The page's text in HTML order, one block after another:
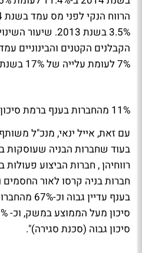
3.5% בשנת 2013.
7% לעומת עלייה של 17% בשנת 2013.
11% מהחברות בענף ברמת סיכון גבוהה
בעוד שחברות הבניה שעוסקות
רווחיהן , חברות הביצוע
חברות בניה קרסו לאור החסמים
בענף עדיין
סיכון גבוה (סכנת סגירה)".